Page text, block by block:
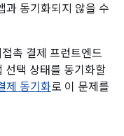
과 동기화되지 않을 수
촉 결제 프런트엔드
선택 상태를 동기화할
제 동기화로 이 문제를